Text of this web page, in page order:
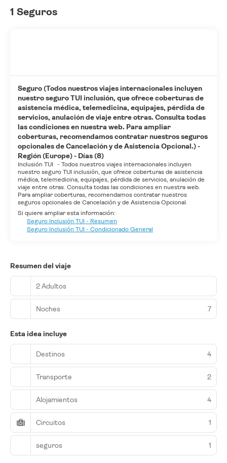
1 Seguros
Seguro (Todos nuestros viajes internacionales incluyen
nuestro seguro TUI inclusión, que ofrece coberturas de
asistencia médica, telemedicina, equipajes, pérdida de
servicios, anulación de viaje entre otras. Consulta todas
las condiciones en nuestra web. Para ampliar
coberturas, recomendamos contratar nuestros seguros
opcionales de Cancelación y de Asistencia Opcional.) -
Región (Europe) - Días (8)
Inclusión TUI - Todos nuestros viajes internacionales incluyen
nuestro seguro TUI inclusión, que ofrece coberturas de asistencia
médica, telemedicina, equipajes, pérdida de servicios, anulación de
viaje entre otras. Consulta todas las condiciones en nuestra web.
Para ampliar coberturas, recomendamos contratar nuestros
seguros opcionales de Cancelación y de Asistencia Opcional.
Si quiere ampliar esta información:
Seguro Inclusión TUI - Resumen
Seguro Inclusión TUI - Condicionado General
Resumen del viaje
2 Adultos
Noches 7
Esta idea incluye
Destinos 4
Transporte 2
Alojamientos 4
Circuitos 1
seguros 1